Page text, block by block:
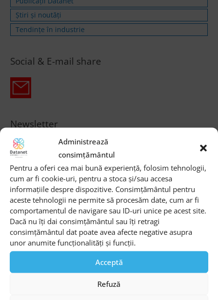
Administrează
consimțământul
Pentru a oferi cea mai bună experiență, folosim tehnologii,
cum ar fi cookie-uri, pentru a stoca și/sau accesa
informațiile despre dispozitive. Consimțământul pentru
aceste tehnologii ne permite să procesăm date, cum ar fi
comportamentul de navigare sau ID-uri unice pe acest site.
Dacă nu îți dai consimțământul sau îți retragi
consimțământul dat poate avea afecte negative asupra
unor anumite funcționalități și funcții.
Acceptă
Refuză
Știri și noutăți
Tendințe în industrie
Social & E-mail share
Newsletter
Sunt de acord cuTermenii si conditiilesite-ului si cu
Politica de prelucrare a datelor
Articole similare
Telemedicina, o oportunitate de îmbunătățire a calității
Top 5 tendințe tehnologice în 2023